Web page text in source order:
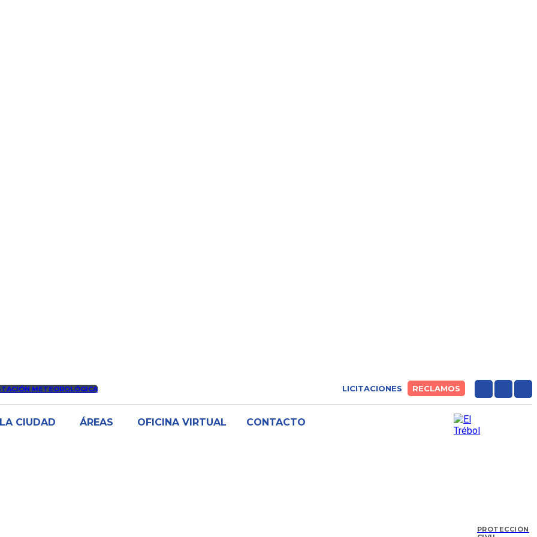
METEOROLÓGICA LICITACIONES RECLAMOS
LA CIUDAD ÁREAS OFICINA VIRTUAL CONTACTO
PROTECCIÓN